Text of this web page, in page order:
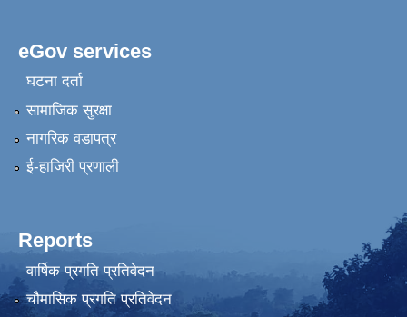
eGov services
घटना दर्ता
सामाजिक सुरक्षा
नागरिक वडापत्र
ई-हाजिरी प्रणाली
Reports
वार्षिक प्रगति प्रतिवेदन
चौमासिक प्रगति प्रतिवेदन